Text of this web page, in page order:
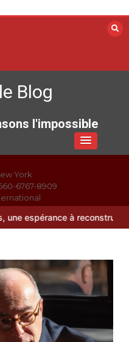
Blog
l'impossible
York
6767-8909
espérance à reconstruire